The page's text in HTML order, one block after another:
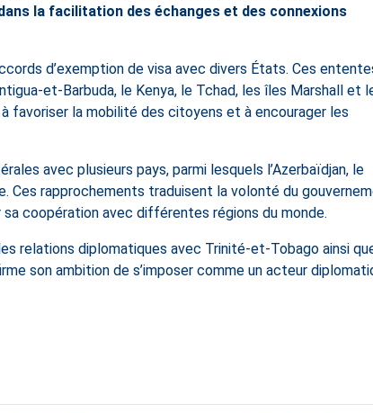
la facilitation des échanges et des connexions
d’exemption de visa avec divers États. Ces
et-Barbuda, le Kenya, le Tchad, les îles Marshall et
favoriser la mobilité des citoyens et à encourager les
avec plusieurs pays, parmi lesquels l’Azerbaïdjan, le
Ces rapprochements traduisent la volonté du
coopération avec différentes régions du monde.
relations diplomatiques avec Trinité-et-Tobago ainsi
son ambition de s’imposer comme un acteur